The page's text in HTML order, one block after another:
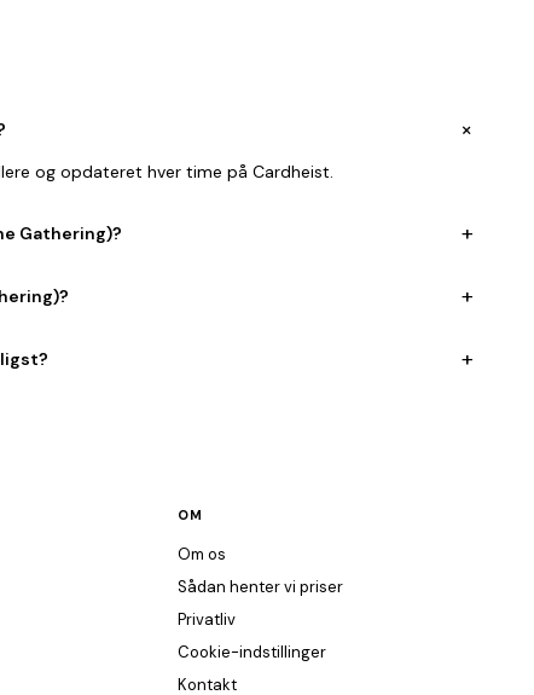
+
og opdateret hver time på Cardheist.
Gathering)? +
+
+
OM
Om os
Sådan henter vi priser
Privatliv
Cookie-indstillinger
Kontakt